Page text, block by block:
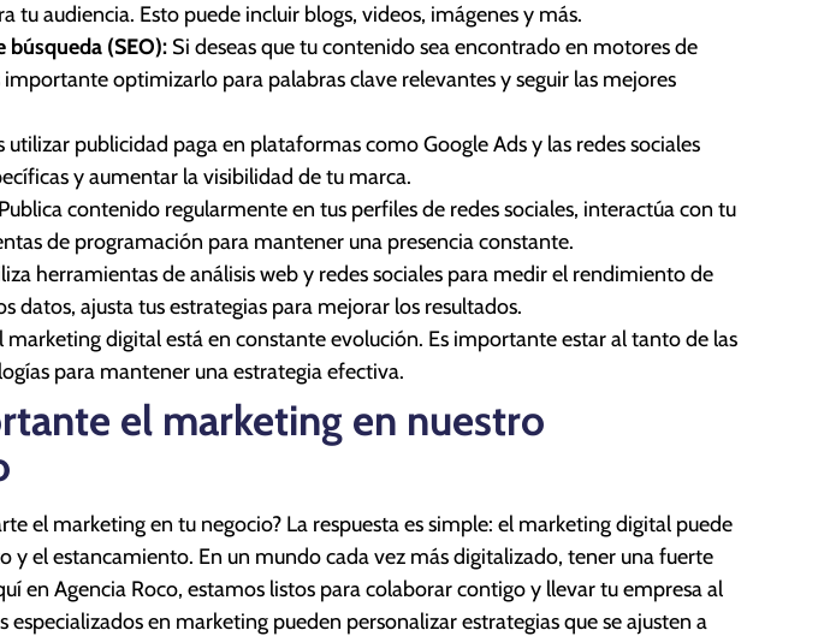
tu audiencia. Esto puede incluir blogs, videos, imágenes y más.
(SEO): Si deseas que tu contenido sea encontrado en motores de
optimizarlo para palabras clave relevantes y seguir las mejores
utilizar publicidad paga en plataformas como Google Ads y las redes sociales
y aumentar la visibilidad de tu marca.
Publica contenido regularmente en tus perfiles de redes sociales, interactúa con tu
de programación para mantener una presencia constante.
herramientas de análisis web y redes sociales para medir el rendimiento de
datos, ajusta tus estrategias para mejorar los resultados.
marketing digital está en constante evolución. Es importante estar al tanto de las
para mantener una estrategia efectiva.
el marketing en nuestro
el marketing en tu negocio? La respuesta es simple: el marketing digital puede
y el estancamiento. En un mundo cada vez más digitalizado, tener una fuerte
en Agencia Roco, estamos listos para colaborar contigo y llevar tu empresa al
especializados en marketing pueden personalizar estrategias que se ajusten a